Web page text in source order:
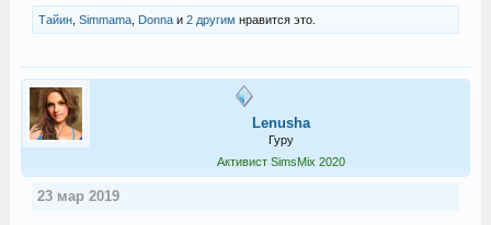
Тайин, Simmama, Donnaи 2 другим нравится это.
Lenusha
Гуру
Активист SimsMix 2020
23 мар 2019